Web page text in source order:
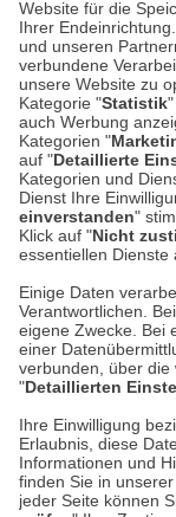
Website für die
Ihrer
und unseren
verbundene
unsere Website zu
Kategorie "Statistik
auch Werbung
Kategorien "
auf "Detaillierte
Kategorien und
Dienst Ihre
einverstanden"
Klick auf "Nicht
essentiellen Dienste
Einige Daten
Verantwortlichen.
eigene Zwecke. Bei
einer
verbunden, über die
"Detaillierten
Ihre Einwilligung
Erlaubnis, diese
Informationen und
finden Sie in unserer
jeder Seite können
Montag
Zur Echtheit von
Cookie-
ACHTUNG!
Ihr Browser